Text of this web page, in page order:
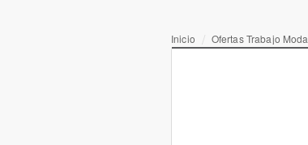
Inicio Ofertas Trabajo Moda